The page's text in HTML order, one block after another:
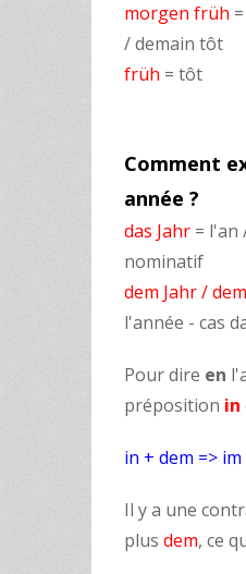
morgen früh
/ demain tôt
früh = tôt
Comment
année ?
das Jahr = l'an
nominatif
dem Jahr /
l'année - cas
Pour dire en
préposition in
in + dem => im
Il y a une
plus dem, ce